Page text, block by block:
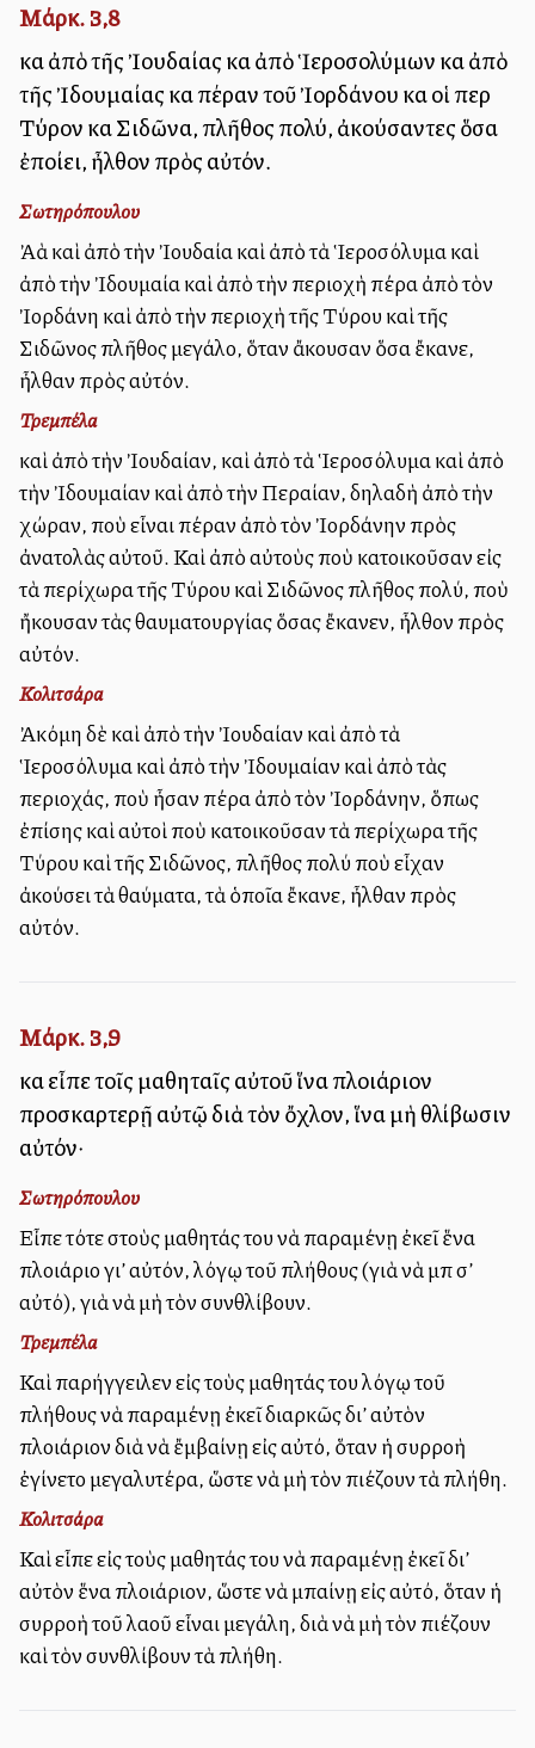
Μάρκ. 3,8
καὶ ἀπὸ τῆς Ἰουδαίας καὶ ἀπὸ Ἱεροσολύμων καὶ ἀπὸ
τῆς Ἰδουμαίας καὶ πέραν τοῦ Ἰορδάνου καὶ οἱ περὶ
Τύρον καὶ Σιδῶνα, πλῆθος πολύ, ἀκούσαντες ὅσα
ἐποίει, ἦλθον πρὸς αὐτόν.
Σωτηρόπουλου
Ἀλλὰ καὶ ἀπὸ τὴν Ἰουδαία καὶ ἀπὸ τὰ Ἱεροσόλυμα καὶ
ἀπὸ τὴν Ἰδουμαία καὶ ἀπὸ τὴν περιοχὴ πέρα ἀπὸ τὸν
Ἰορδάνη καὶ ἀπὸ τὴν περιοχὴ τῆς Τύρου καὶ τῆς
Σιδῶνος πλῆθος μεγάλο, ὅταν ἄκουσαν ὅσα ἔκανε,
ἦλθαν πρὸς αὐτόν.
Τρεμπέλα
καὶ ἀπὸ τὴν Ἰουδαίαν, καὶ ἀπὸ τὰ Ἱεροσόλυμα καὶ ἀπὸ
τὴν Ἰδουμαίαν καὶ ἀπὸ τὴν Περαίαν, δηλαδὴ ἀπὸ τὴν
χώραν, ποὺ εἶναι πέραν ἀπὸ τὸν Ἰορδάνην πρὸς
ἀνατολὰς αὐτοῦ. Καὶ ἀπὸ αὐτοὺς ποὺ κατοικοῦσαν εἰς
τὰ περίχωρα τῆς Τύρου καὶ Σιδῶνος πλῆθος πολύ, ποὺ
ἤκουσαν τὰς θαυματουργίας ὅσας ἔκανεν, ἦλθον πρὸς
αὐτόν.
Κολιτσάρα
Ἀκόμη δὲ καὶ ἀπὸ τὴν Ἰουδαίαν καὶ ἀπὸ τὰ
Ἱεροσόλυμα καὶ ἀπὸ τὴν Ἰδουμαίαν καὶ ἀπὸ τὰς
περιοχάς, ποὺ ἦσαν πέρα ἀπὸ τὸν Ἰορδάνην, ὅπως
ἐπίσης καὶ αὐτοὶ ποὺ κατοικοῦσαν τὰ περίχωρα τῆς
Τύρου καὶ τῆς Σιδῶνος, πλῆθος πολύ ποὺ εἶχαν
ἀκούσει τὰ θαύματα, τὰ ὁποῖα ἔκανε, ἦλθαν πρὸς
αὐτόν.
Μάρκ. 3,9
καὶ εἶπε τοῖς μαθηταῖς αὐτοῦ ἵνα πλοιάριον
προσκαρτερῇ αὐτῷ διὰ τὸν ὄχλον, ἵνα μὴ θλίβωσιν
αὐτόν·
Σωτηρόπουλου
Εἶπε τότε στοὺς μαθητάς του νὰ παραμένῃ ἐκεῖ ἕνα
πλοιάριο γι’ αὐτόν, λόγῳ τοῦ πλήθους (γιὰ νὰ μπῇ σ’
αὐτό), γιὰ νὰ μὴ τὸν συνθλίβουν.
Τρεμπέλα
Καὶ παρήγγειλεν εἰς τοὺς μαθητάς του λόγῳ τοῦ
πλήθους νὰ παραμένῃ ἐκεῖ διαρκῶς δι’ αὐτὸν
πλοιάριον διὰ νὰ ἔμβαίνῃ εἰς αὐτό, ὅταν ἡ συρροὴ
ἐγίνετο μεγαλυτέρα, ὥστε νὰ μὴ τὸν πιέζουν τὰ πλήθη.
Κολιτσάρα
Καὶ εἶπε εἰς τοὺς μαθητάς του νὰ παραμένῃ ἐκεῖ δι’
αὐτὸν ἕνα πλοιάριον, ὥστε νὰ μπαίνῃ εἰς αὐτό, ὅταν ἡ
συρροὴ τοῦ λαοῦ εἶναι μεγάλη, διὰ νὰ μὴ τὸν πιέζουν
καὶ τὸν συνθλίβουν τὰ πλήθη.